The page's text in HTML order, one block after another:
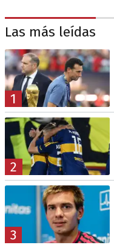
Las más leídas
1
2
3